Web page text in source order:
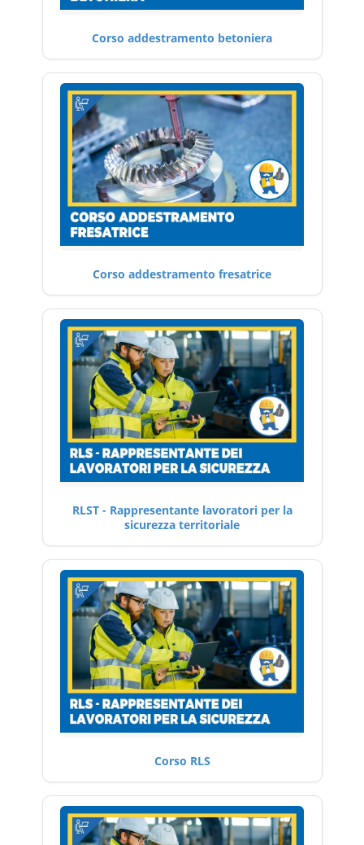
Corso addestramento betoniera
Corso addestramento fresatrice
RLST - Rappresentante lavoratori per la
sicurezza territoriale
Corso RLS